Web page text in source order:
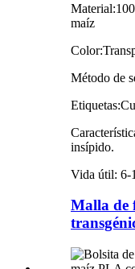
Material:
maíz
Color:
Método de
Etiquetas:Cu
insípido.
Vida útil: 6-
Malla de